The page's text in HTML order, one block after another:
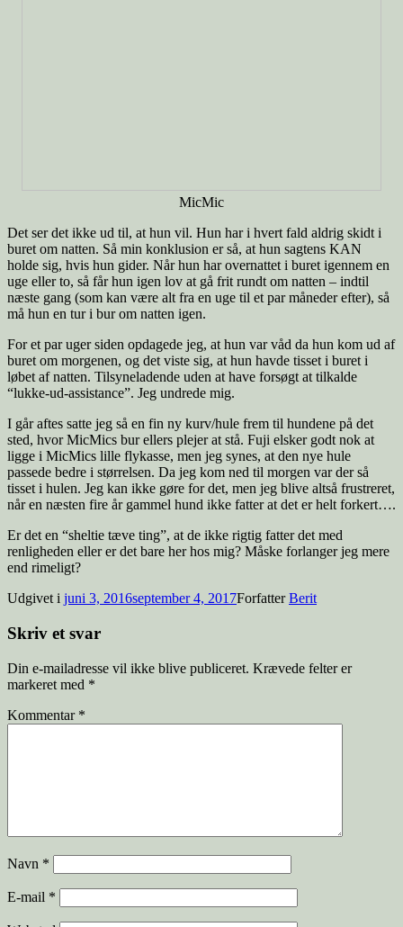
MicMic
Det ser det ikke ud til, at hun vil. Hun har i hvert fald aldrig skidt i
buret om natten. Så min konklusion er så, at hun sagtens KAN
holde sig, hvis hun gider. Når hun har overnattet i buret igennem en
uge eller to, så får hun igen lov at gå frit rundt om natten – indtil
næste gang (som kan være alt fra en uge til et par måneder efter), så
må hun en tur i bur om natten igen.
For et par uger siden opdagede jeg, at hun var våd da hun kom ud af
buret om morgenen, og det viste sig, at hun havde tisset i buret i
løbet af natten. Tilsyneladende uden at have forsøgt at tilkalde
“lukke-ud-assistance”. Jeg undrede mig.
I går aftes satte jeg så en fin ny kurv/hule frem til hundene på det
sted, hvor MicMics bur ellers plejer at stå. Fuji elsker godt nok at
ligge i MicMics lille flykasse, men jeg synes, at den nye hule
passede bedre i størrelsen. Da jeg kom ned til morgen var der så
tisset i hulen. Jeg kan ikke gøre for det, men jeg blive altså frustreret,
når en næsten fire år gammel hund ikke fatter at det er helt forkert….
Er det en “sheltie tæve ting”, at de ikke rigtig fatter det med
renligheden eller er det bare her hos mig? Måske forlanger jeg mere
end rimeligt?
Udgivet i juni 3, 2016september 4, 2017ForfatterBerit
Skriv et svar
Din e-mailadresse vil ikke blive publiceret. Krævede felter er
markeret med *
Kommentar *
Navn *
E-mail *